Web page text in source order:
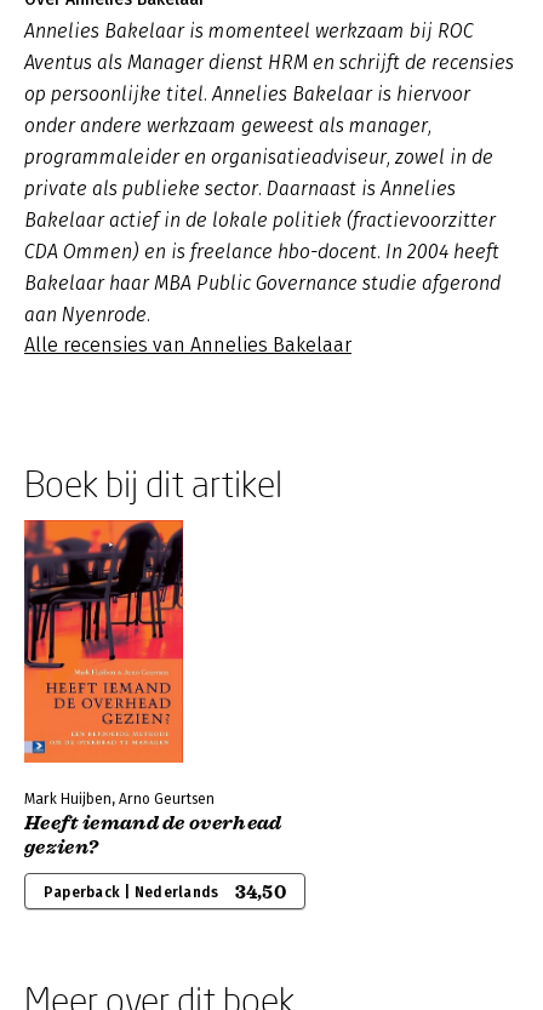
Annelies Bakelaar is momenteel werkzaam bij ROC
Aventus als Manager dienst HRM en schrijft de recensies
op persoonlijke titel. Annelies Bakelaar is hiervoor
onder andere werkzaam geweest als manager,
programmaleider en organisatieadviseur, zowel in de
private als publieke sector. Daarnaast is Annelies
Bakelaar actief in de lokale politiek (fractievoorzitter
CDA Ommen) en is freelance hbo-docent. In 2004 heeft
Bakelaar haar MBA Public Governance studie afgerond
aan Nyenrode.
Alle recensies van Annelies Bakelaar
Boek bij dit artikel
Mark Huijben, Arno Geurtsen
Heeft iemand de overhead
gezien?
Paperback | Nederlands 34,50
Meer over dit boek